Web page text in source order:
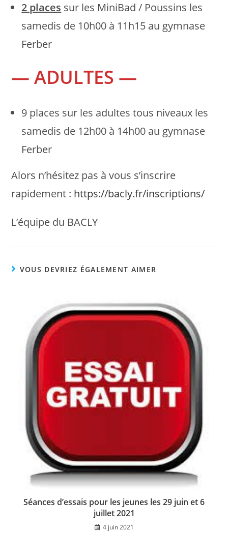
2 places sur les MiniBad / Poussins les
samedis de 10h00 à 11h15 au gymnase
Ferber
— ADULTES —
9 places sur les adultes tous niveaux les
samedis de 12h00 à 14h00 au gymnase
Ferber
Alors n’hésitez pas à vous s’inscrire
rapidement : https://bacly.fr/inscriptions/
L’équipe du BACLY
VOUS DEVRIEZ ÉGALEMENT AIMER
Séances d’essais pour les jeunes les 29 juin et 6
juillet 2021
4 juin 2021